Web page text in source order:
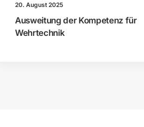
20. August 2025
Ausweitung der Kompetenz für
Wehrtechnik